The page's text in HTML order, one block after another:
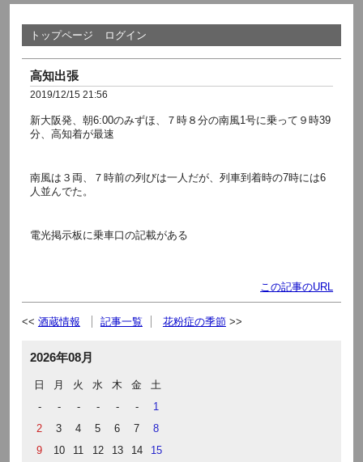
トップページ ログイン
高知出張
2019/12/15 21:56
新大阪発、朝6:00のみずほ、７時８分の南風1号に乗って９時39
分、高知着が最速
南風は３両、７時前の列びは一人だが、列車到着時の7時には6
人並んでた。
電光掲示板に乗車口の記載がある
この記事のURL
酒蔵情報 記事一覧 花粉症の季節
2026年08月
日 月 火 水 木 金
土
-
- - - - -
1
2
3 4 5 6 7
8
9
10 11 12 13 14
15